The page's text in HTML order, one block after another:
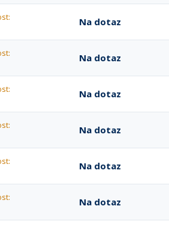
Na dotaz
Na dotaz
Na dotaz
Na dotaz
Na dotaz
Na dotaz